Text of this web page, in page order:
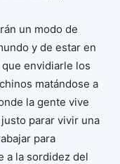
un modo de
y de estar en
envidiarle los
matándose a
la gente vive
parar vivir una
para
a la sordidez del